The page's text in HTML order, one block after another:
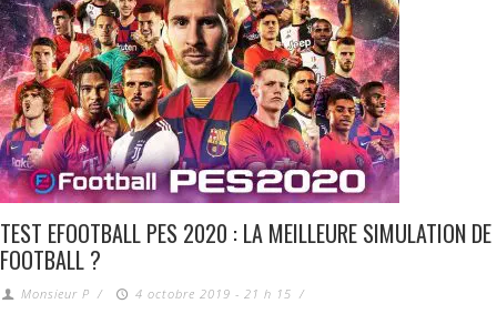
TEST EFOOTBALL PES 2020 : LA MEILLEURE SIMULATION DE
FOOTBALL ?
Monsieur P / 4 octobre 2019 - 21 h 15 /